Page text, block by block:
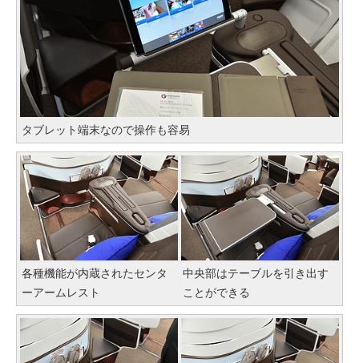
タブレット端末なので操作も容易
各種機能が内蔵されたセンタ
ーアームレスト
中央部はテーブルを引き出す
ことができる